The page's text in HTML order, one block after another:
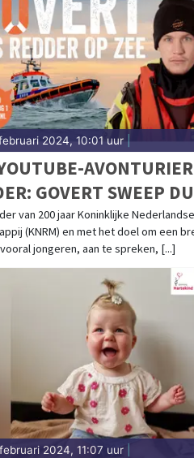
2024, 10:01 uur|
GOVERT SWEEP
VAN JARIGE
van 200 jaar Koninklijke
(KNRM) en met het doel om een
jongeren, aan te spreken, [...]
2024, 11:07 uur|